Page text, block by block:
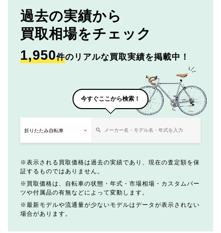
過去の実績から
買取相場をチェック
1,950件のリアルな買取実績を掲載中！
今すぐここから検索！
表示される買取価格は過去の実績であり、現在の査定額を保
証するものではありません。
買取価格は、自転車の状態・年式・市場相場・カスタムパー
ツや付属品の有無などによって変動します。
最新モデルや流通量が少ないモデルはデータが表示されない
場合があります。